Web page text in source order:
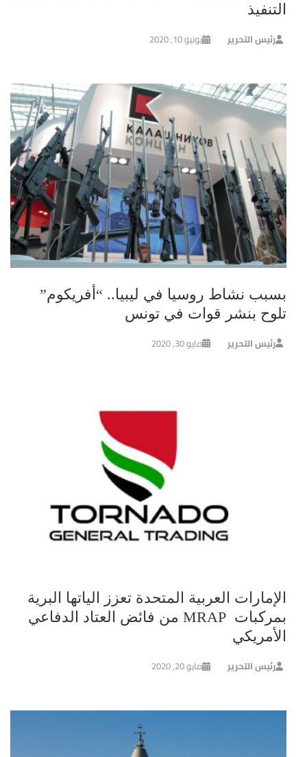
التنفيذ
رئيس التحرير يونيو 10, 2020
بسبب نشاط روسيا في ليبيا.. “أفريكوم”
تلوح بنشر قوات في تونس
رئيس التحرير مايو 30, 2020
الإمارات العربية المتحدة تعزز الياتها البرية
بمركبات MRAP من فائض العتاد الدفاعي
الأمريكي
رئيس التحرير مايو 20, 2020